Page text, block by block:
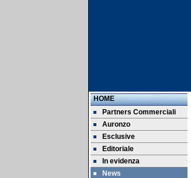
HOME
Partners Commerciali
Auronzo
Esclusive
Editoriale
In evidenza
News